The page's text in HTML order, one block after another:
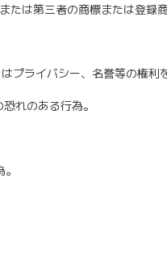
は第三者の商標または登録
ライバシー、名誉等の権利
れのある行為。